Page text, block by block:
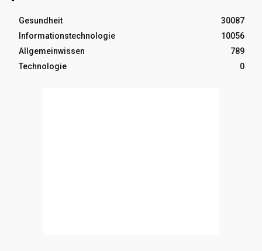
Gesundheit
30087
Informationstechnologie
10056
Allgemeinwissen
789
Technologie
0